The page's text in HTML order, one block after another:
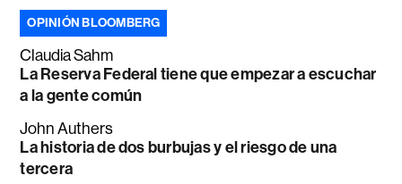
OPINIÓN BLOOMBERG
Claudia Sahm
La Reserva Federal tiene que empezar a escuchar
a la gente común
John Authers
La historia de dos burbujas y el riesgo de una
tercera